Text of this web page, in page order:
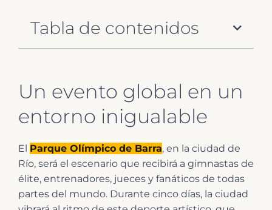
Tabla de contenidos
Un evento global en un
entorno inigualable
El Parque Olímpico de Barra, en la ciudad de
Río, será el escenario que recibirá a gimnastas de
élite, entrenadores, jueces y fanáticos de todas
partes del mundo. Durante cinco días, la ciudad